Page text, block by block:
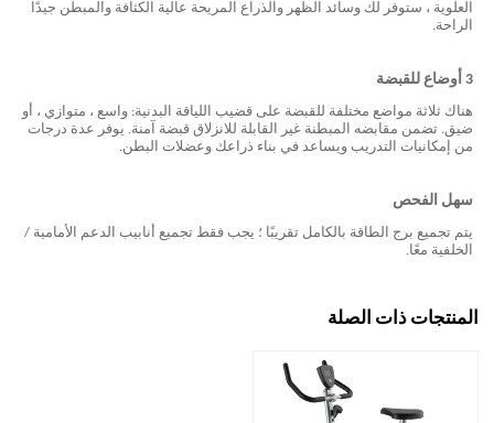
العلوية ، ستوفر لك وسائد الظهر والذراع المريحة عالية الكثافة والمبطن جيدًا
الراحة.
3 أوضاع للقبضة
هناك ثلاثة مواضع مختلفة للقبضة على قضيب اللياقة البدنية: واسع ، متوازي ، أو
ضيق. تضمن مقابضه المبطنة غير القابلة للانزلاق قبضة آمنة. يوفر عدة درجات
من إمكانيات التدريب ويساعد في بناء ذراعك وعضلات البطن.
سهل الفحص
يتم تجميع برج الطاقة بالكامل تقريبًا ؛ يجب فقط تجميع أنابيب الدعم الأمامية /
الخلفية معًا.
المنتجات ذات الصلة